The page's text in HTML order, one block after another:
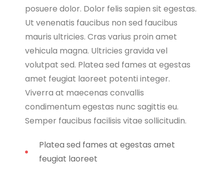
posuere dolor. Dolor felis sapien sit egestas.
Ut venenatis faucibus non sed faucibus
mauris ultricies. Cras varius proin amet
vehicula magna. Ultricies gravida vel
volutpat sed. Platea sed fames at egestas
amet feugiat laoreet potenti integer.
Viverra at maecenas convallis
condimentum egestas nunc sagittis eu.
Semper faucibus facilisis vitae sollicitudin.
Platea sed fames at egestas amet
feugiat laoreet